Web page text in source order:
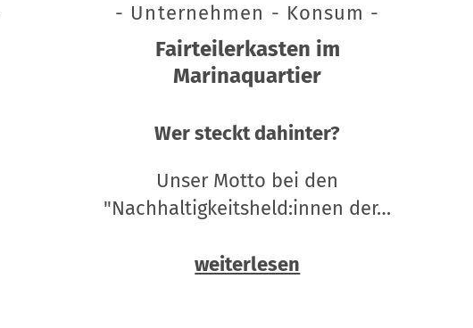
- Unternehmen - Konsum -
Fairteilerkasten im
Marinaquartier
Wer steckt dahinter?
Unser Motto bei den
"Nachhaltigkeitsheld:innen der…
weiterlesen